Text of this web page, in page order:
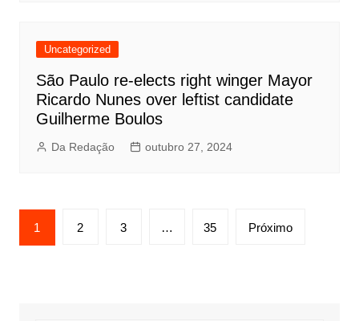
Uncategorized
São Paulo re-elects right winger Mayor
Ricardo Nunes over leftist candidate
Guilherme Boulos
Da Redação outubro 27, 2024
Paginação
de
1 2 3 … 35 Próximo